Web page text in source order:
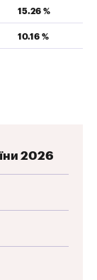
15.26 %
10.16 %
2026